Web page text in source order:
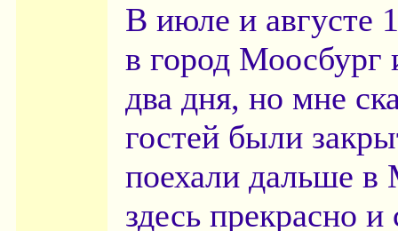
В июле и августе
в город Моосбург
два дня, но мне
гостей были
поехали дальше
здесь прекрасно